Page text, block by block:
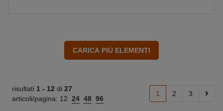
risultati 1 - 12 di 27
articoli/pagina: 12 24 48 96
1 2 3